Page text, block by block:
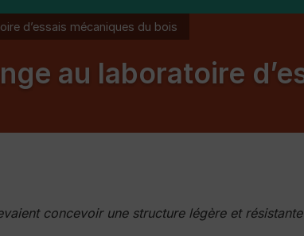
d’essais mécaniques du bois
au laboratoire
concevoir une structure légère et